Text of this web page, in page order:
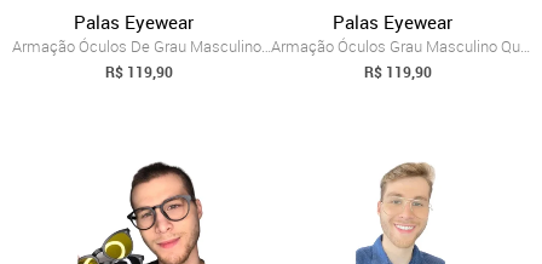
Palas Eyewear
Armação Óculos De Grau Masculino Quadrad...
R$ 119,90
Palas Eyewear
Armação Óculos Grau Masculino Quadrada S...
R$ 119,90